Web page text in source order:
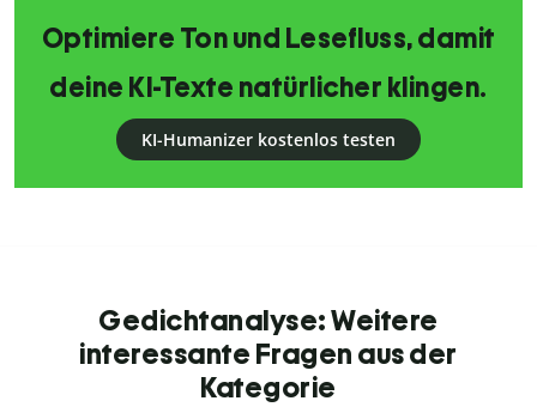
Optimiere Ton und Lesefluss, damit
deine KI-Texte natürlicher klingen.
KI-Humanizer kostenlos testen
Gedichtanalyse: Weitere
interessante Fragen aus der
Kategorie